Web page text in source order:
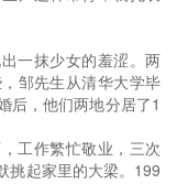
一抹少女的羞涩。两
邹先生从清华大学毕
后，他们两地分居了1
工作繁忙敬业，三次
挑起家里的大梁。199